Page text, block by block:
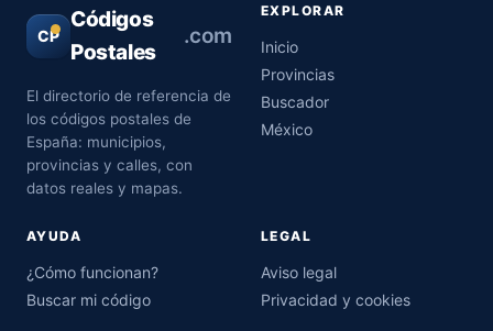
CP
Códigos
Postales
.com
El directorio de referencia de
los códigos postales de
España: municipios,
provincias y calles, con
datos reales y mapas.
EXPLORAR
Inicio
Provincias
Buscador
México
AYUDA
¿Cómo funcionan?
Buscar mi código
LEGAL
Aviso legal
Privacidad y cookies